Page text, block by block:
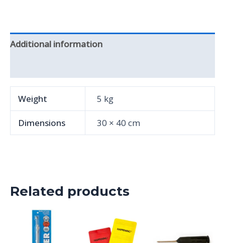
Additional information
Weight 5 kg
Dimensions 30 × 40 cm
Related products